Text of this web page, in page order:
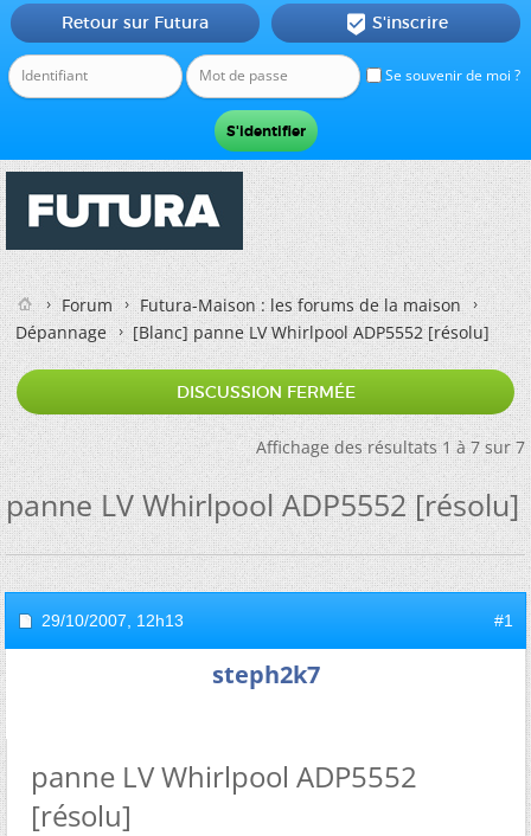
Se souvenir de moi ?
Retour sur Futura  S'inscrire
Forum
Futura-Maison : les forums de la maison
Dépannage
[Blanc]panne LV Whirlpool ADP5552 [résolu]
DISCUSSION FERMÉE
Affichage des résultats 1 à 7 sur 7
panne LV Whirlpool ADP5552 [résolu]
29/10/2007, 12h13 #1
steph2k7
panne LV Whirlpool ADP5552
[résolu]